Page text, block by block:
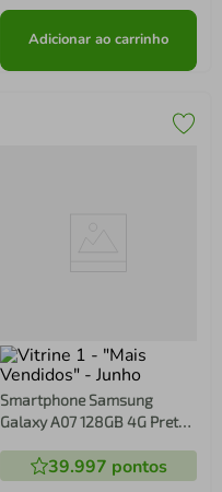
Adicionar ao carrinho
Smartphone Samsung
Galaxy A07 128GB 4G Preto
39.997 pontos